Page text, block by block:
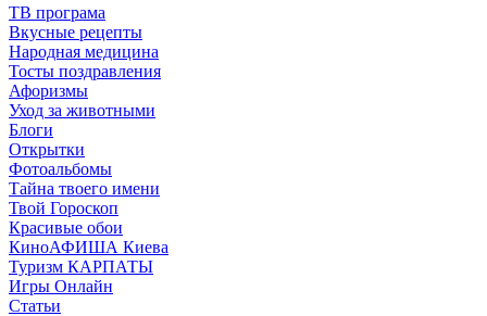
ТВ програма
Вкусные рецепты
Народная медицина
Тосты поздравления
Афоризмы
Уход за животными
Блоги
Открытки
Фотоальбомы
Тайна твоего имени
Твой Гороскоп
Красивые обои
КиноАФИША Киева
Туризм КАРПАТЫ
Игры Онлайн
Статьи